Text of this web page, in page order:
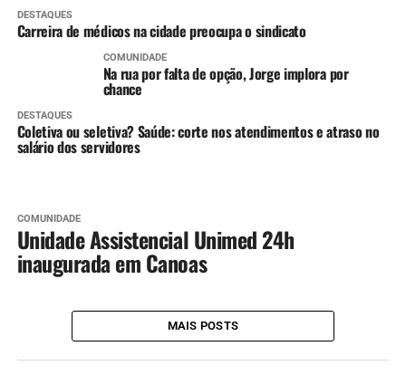
DESTAQUES
Carreira de médicos na cidade preocupa o sindicato
COMUNIDADE
Na rua por falta de opção, Jorge implora por
chance
DESTAQUES
Coletiva ou seletiva? Saúde: corte nos atendimentos e atraso no
salário dos servidores
COMUNIDADE
Unidade Assistencial Unimed 24h
inaugurada em Canoas
MAIS POSTS